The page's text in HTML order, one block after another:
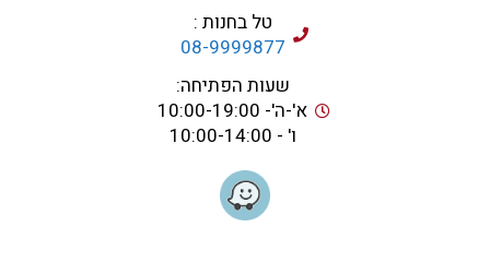
טל בחנות :
08-9999877
שעות הפתיחה:
א'-ה'- 10:00-19:00
ו' - 10:00-14:00